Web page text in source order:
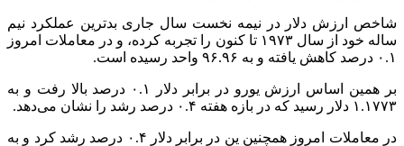
شاخص ارزش دلار در نیمه نخست سال جاری بدترین عملکرد نیم
ساله خود از سال ۱۹۷۳ تا کنون را تجربه کرده، و در معاملات امروز
۰.۱ درصد کاهش یافته و به ۹۶.۹۶ واحد رسیده است.
بر همین اساس ارزش یورو در برابر دلار ۰.۱ درصد بالا رفت و به
۱.۱۷۷۳ دلار رسید که در بازه هفته ۰.۴ درصد رشد را نشان می‌دهد.
در معاملات امروز همچنین ین در برابر دلار ۰.۴ درصد رشد کرد و به